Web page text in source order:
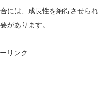
には、成長性を納得させられ
があります。
リンク